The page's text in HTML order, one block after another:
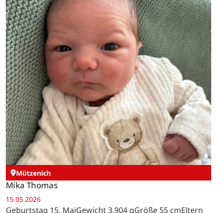
Mützenich
Mika Thomas
15.05.2026
Geburtstag 15. MaiGewicht 3.904 gGröße 55 cmEltern